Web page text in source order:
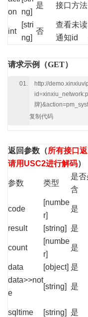
on
ng]
是 接口方法
int
[stri
ng]
否
查看未读
通知id
请求示例（GET）
http://
牌
复制代码
返回参数 （所有接口
请用USC2进行解码）
参数 类型
是
含
code
[numbe
r]
是
result [string] 是
count
[numbe
r]
是
data [object] 是
data>>not
e
[string] 是
sqltime [string] 是